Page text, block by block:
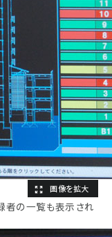
の一覧も表示され